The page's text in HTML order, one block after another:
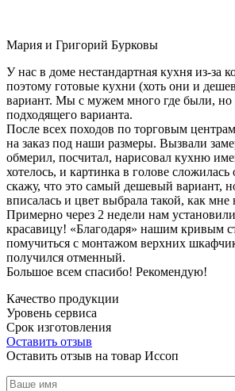
Мария и Григорий Бурковы
У нас в доме нестандартная кухня из-за
поэтому готовые кухни (хоть они и
вариант. Мы с мужем много где были,
подходящего варианта.
После всех походов по торговым
на заказ под наши размеры. Вызвали
обмерил, посчитал, нарисовал кухню
хотелось, и картинка в голове
скажу, что это самый дешевый вариант,
вписалась и цвет выбрала такой, как мне
Примерно через 2 недели нам
красавицу! «Благодаря» нашим кривым
помучиться с монтажом верхних
получился отменный.
Большое всем спасибо! Рекомендую!
Качество продукции
Уровень сервиса
Срок изготовления
Оставить отзыв
Оставить отзыв на товар Иссоп